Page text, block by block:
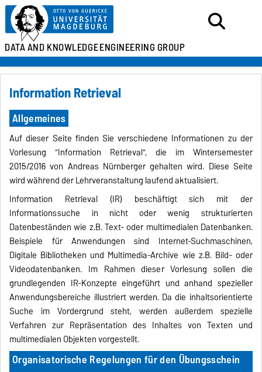
DATA AND KNOWLEDGEENGINEERING GROUP
Information Retrieval
Allgemeines
Auf dieser Seite finden Sie verschiedene Informationen zu der
Vorlesung "Information Retrieval", die im Wintersemester
2015/2016 von Andreas Nürnberger gehalten wird. Diese Seite
wird während der Lehrveranstaltung laufend aktualisiert.
Information Retrieval (IR) beschäftigt sich mit der
Informationssuche in nicht oder wenig strukturierten
Datenbeständen wie z.B. Text- oder multimedialen Datenbanken.
Beispiele für Anwendungen sind Internet-Suchmaschinen,
Digitale Bibliotheken und Multimedia-Archive wie z.B. Bild- oder
Videodatenbanken. Im Rahmen dieser Vorlesung sollen die
grundlegenden IR-Konzepte eingeführt und anhand spezieller
Anwendungsbereiche illustriert werden. Da die inhaltsorientierte
Suche im Vordergrund steht, werden außerdem spezielle
Verfahren zur Repräsentation des Inhaltes von Texten und
multimedialen Objekten vorgestellt.
Organisatorische Regelungen für den Übungsschein